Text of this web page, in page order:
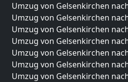
Umzug von Gelsenkirchen
Umzug von Gelsenkirchen
Umzug von Gelsenkirchen
Umzug von Gelsenkirchen
Umzug von Gelsenkirchen
Umzug von Gelsenkirchen
Umzug von Gelsenkirchen